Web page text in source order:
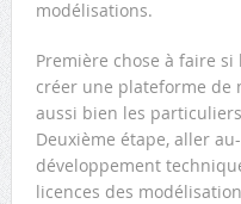
modélisations.
Première chose à faire
créer une plateforme de
aussi bien les
Deuxième étape, aller
développement
licences des